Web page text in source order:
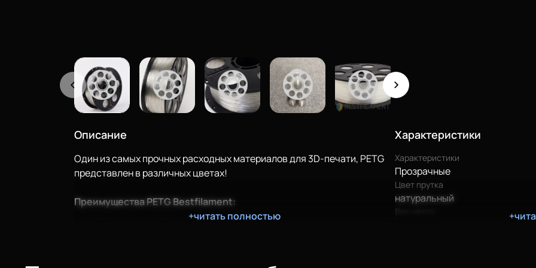
Описание
Один из самых прочных расходных материалов для 3D-печати, PETG
представлен в различных цветах!
Преимущества PETG Bestfilament:
+читать полностью
Характеристики
Характеристики
Прозрачные
Цвет прутка
натуральный
Вес нетто